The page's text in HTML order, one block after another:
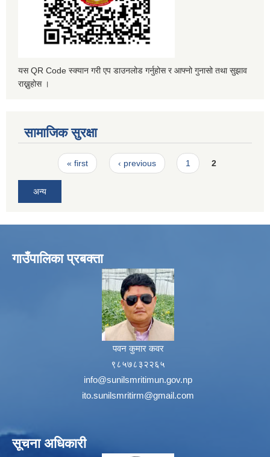
यस QR Code स्क्यान गरी एप डाउनलोड गर्नुहोस र आफ्नो गुनासो तथा सुझाव
राख्नुहोस ।
सामाजिक सुरक्षा
Pages« first ‹ previous 1 2
अन्य
गाउँपालिका प्रबक्ता
पवन कुमार कवर
९८५७८३२२६५
info@sunilsmritimun.gov.np
ito.sunilsmritirm@gmail.com
सूचना अधिकारी